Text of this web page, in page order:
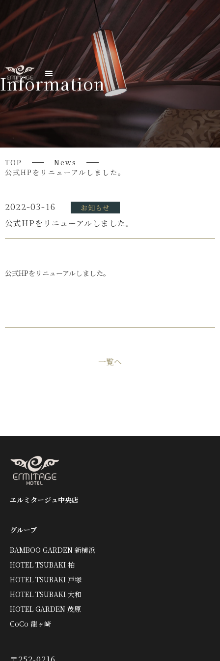
Information
TOP
News
公式HPをリニューアルしました。
2022-03-16 お知らせ
公式HPをリニューアルしました。
公式HPをリニューアルしました。
一覧へ
エルミタージュ中央店
グループ
BAMBOO GARDEN 新横浜
HOTEL TSUBAKI 柏
HOTEL TSUBAKI 戸塚
HOTEL TSUBAKI 大和
HOTEL GARDEN 茂原
CoCo 龍ヶ崎